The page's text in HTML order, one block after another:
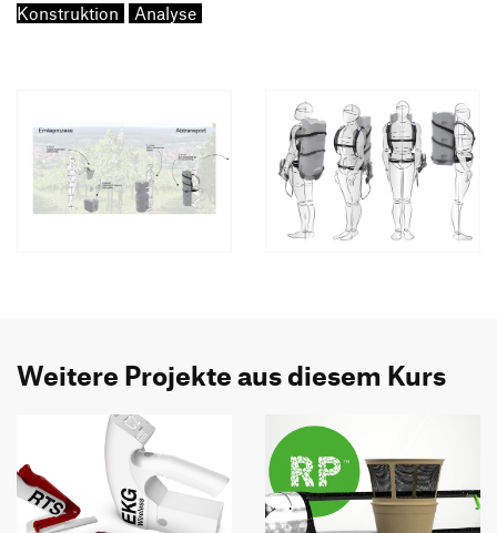
Konstruktion
Analyse
Weitere Projekte aus diesem Kurs